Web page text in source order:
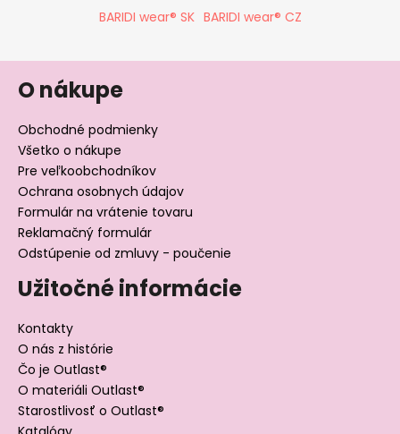
BARIDI wear® SK BARIDI wear® CZ
O nákupe
Obchodné podmienky
Všetko o nákupe
Pre veľkoobchodníkov
Ochrana osobnych údajov
Formulár na vrátenie tovaru
Reklamačný formulár
Odstúpenie od zmluvy - poučenie
Užitočné informácie
Kontakty
O nás z histórie
Čo je Outlast®
O materiáli Outlast®
Starostlivosť o Outlast®